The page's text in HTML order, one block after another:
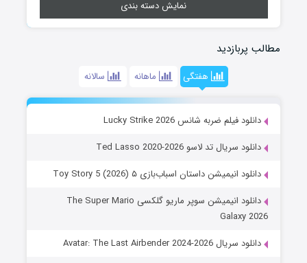
نمایش دسته بندی
مطالب پربازدید
هفتگی ماهانه سالانه
دانلود فیلم ضربه شانس Lucky Strike 2026
دانلود سریال تد لاسو Ted Lasso 2020-2026
دانلود انیمیشن داستان اسباب‌بازی ۵ Toy Story 5 (2026)
دانلود انیمیشن سوپر ماریو گلکسی The Super Mario
Galaxy 2026
دانلود سریال Avatar: The Last Airbender 2024-2026